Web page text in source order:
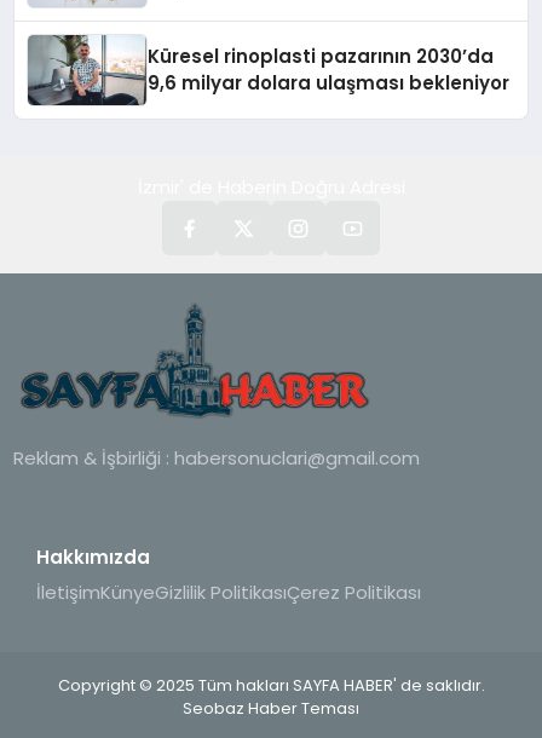
Küresel rinoplasti pazarının 2030’da
9,6 milyar dolara ulaşması bekleniyor
Reklam & İşbirliği : habersonuclari@gmail.com
Hakkımızda
İletişimKünyeGizlilik PolitikasıÇerez Politikası
Copyright © 2025 Tüm hakları SAYFA HABER' de saklıdır.
Seobaz Haber Teması